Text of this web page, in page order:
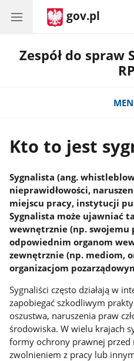
gov.pl
Zespół do spraw
Kto to jest
Sygnalista (ang.
nieprawidłowości,
miejscu pracy, instytucji
Sygnalista może ujawniać
wewnętrznie (np. swojemu
odpowiednim organom
zewnętrznie (np. mediom,
organizacjom
Sygnaliści często działają w
zapobiegać szkodliwym
oszustwa, naruszenia praw
środowiska. W wielu krajach
formy ochrony prawnej przed
zwolnieniem z pracy lub